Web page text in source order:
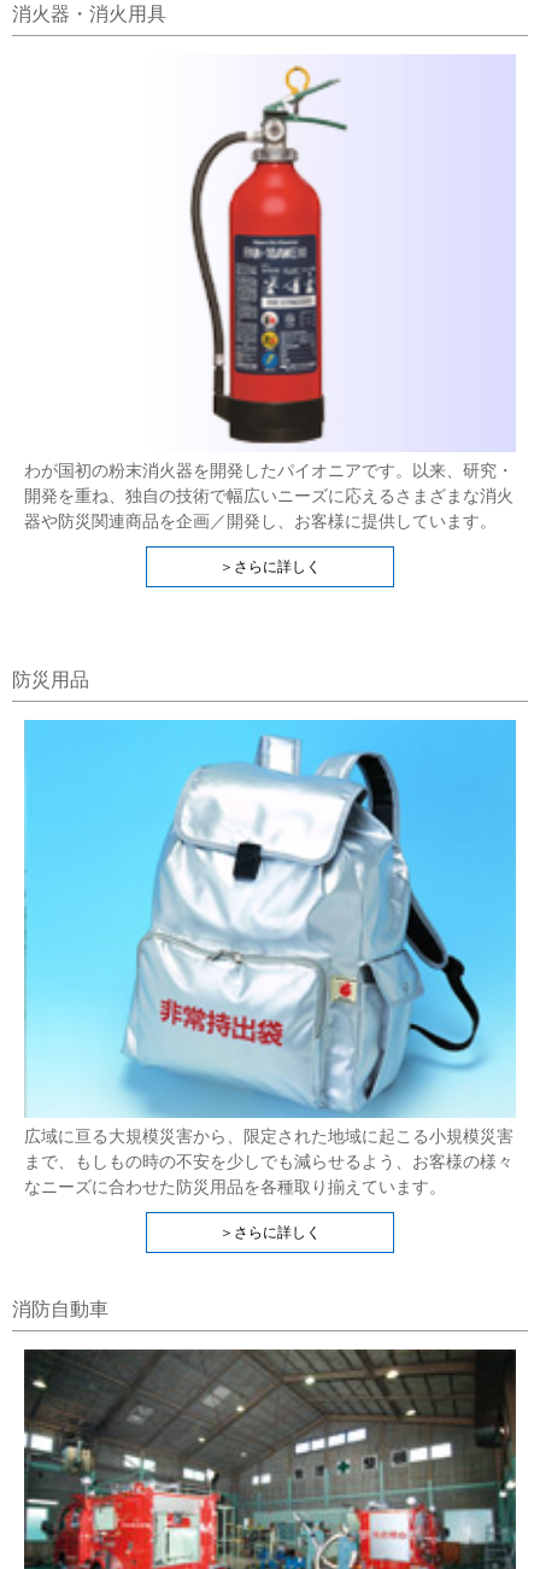
消火器・消火用具
わが国初の粉末消火器を開発したパイオニアです。以来、研究・
開発を重ね、独自の技術で幅広いニーズに応えるさまざまな消火
器や防災関連商品を企画／開発し、お客様に提供しています。
＞さらに詳しく
防災用品
広域に亘る大規模災害から、限定された地域に起こる小規模災害
まで、もしもの時の不安を少しでも減らせるよう、お客様の様々
なニーズに合わせた防災用品を各種取り揃えています。
＞さらに詳しく
消防自動車